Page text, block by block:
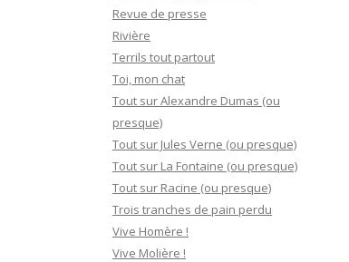
Revue de presse
Rivière
Terrils tout partout
Toi, mon chat
Tout sur Alexandre Dumas (ou
presque)
Tout sur Jules Verne (ou presque)
Tout sur La Fontaine (ou presque)
Tout sur Racine (ou presque)
Trois tranches de pain perdu
Vive Homère !
Vive Molière !